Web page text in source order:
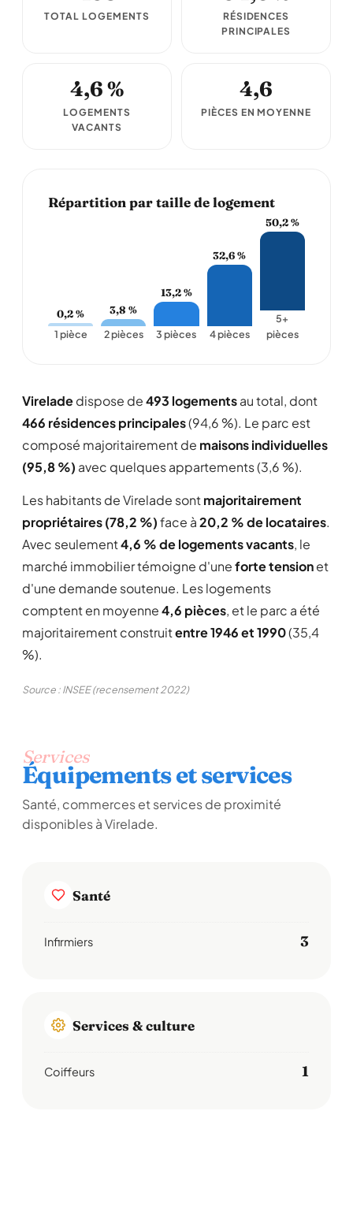
TOTAL LOGEMENTS
RÉSIDENCES
PRINCIPALES
4,6 %
LOGEMENTS
VACANTS
4,6
PIÈCES EN MOYENNE
Répartition par taille de logement
0,2 %
1 pièce
3,8 %
2 pièces
13,2 %
3 pièces
32,6 %
4 pièces
50,2 %
5+
pièces
Vireladedispose de493 logementsau total, dont
466 résidences principales(94,6 %). Le parc est
composé majoritairement de maisons individuelles
(95,8 %) avec quelques appartements (3,6 %).
Les habitants de Virelade sontmajoritairement
propriétaires (78,2 %)face à20,2 % de locataires.
Avec seulement4,6 % de logements vacants, le
marché immobilier témoigne d'uneforte tensionet
d'une demande soutenue. Les logements
comptent en moyenne4,6 pièces, et le parc a été
majoritairement construitentre 1946 et 1990(35,4
%).
Source : INSEE (recensement 2022)
Services
Équipements et services
Santé, commerces et services de proximité
disponibles à Virelade.
Santé
Infirmiers 3
Services & culture
Coiffeurs 1